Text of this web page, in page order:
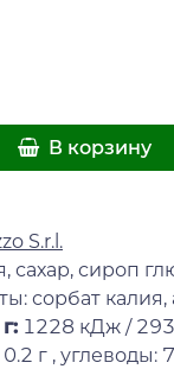
В корзину
S.r.l.
сахар, сироп
сорбат
: 1228 кДж / 293
г , углеводы: